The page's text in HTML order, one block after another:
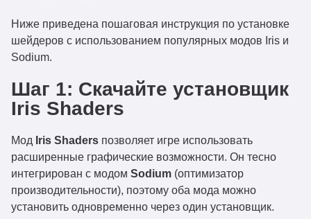
Ниже приведена пошаговая инструкция по установке
шейдеров с использованием популярных модов Iris и
Sodium.
Шаг 1: Скачайте установщик
Iris Shaders
Мод Iris Shaders позволяет игре использовать
расширенные графические возможности. Он тесно
интегрирован с модом Sodium (оптимизатор
производительности), поэтому оба мода можно
установить одновременно через один установщик.